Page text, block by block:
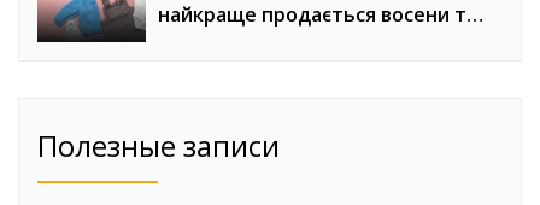
найкраще продається восени та
Полезные записи